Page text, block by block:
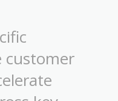
customer